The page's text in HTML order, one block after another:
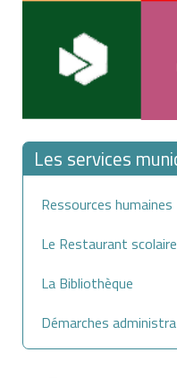
distinguer vétusté
et le bailleur
grille de vétusté
Les services
Ressources humaines
Le Restaurant scolaire
La Bibliothèque
Démarches